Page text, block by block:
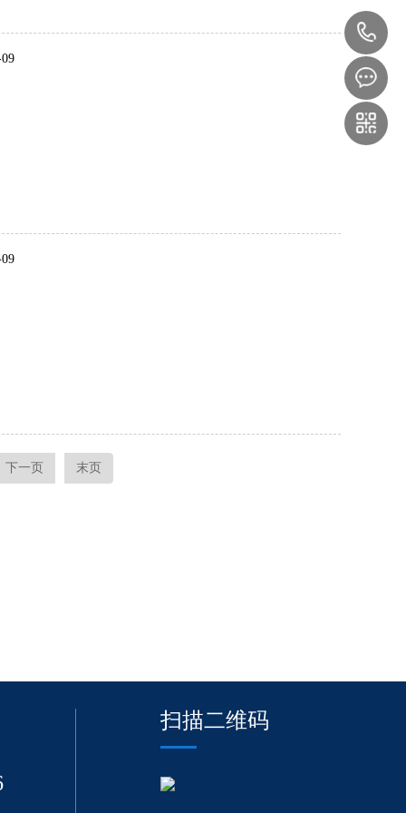
下一页 末页
扫描二维码